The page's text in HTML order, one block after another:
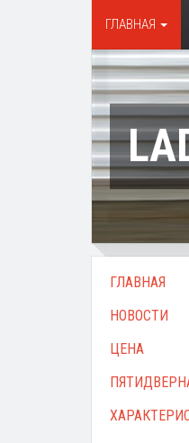
ГЛАВНАЯ
ГЛАВНАЯ
НОВОСТИ
ЦЕНА